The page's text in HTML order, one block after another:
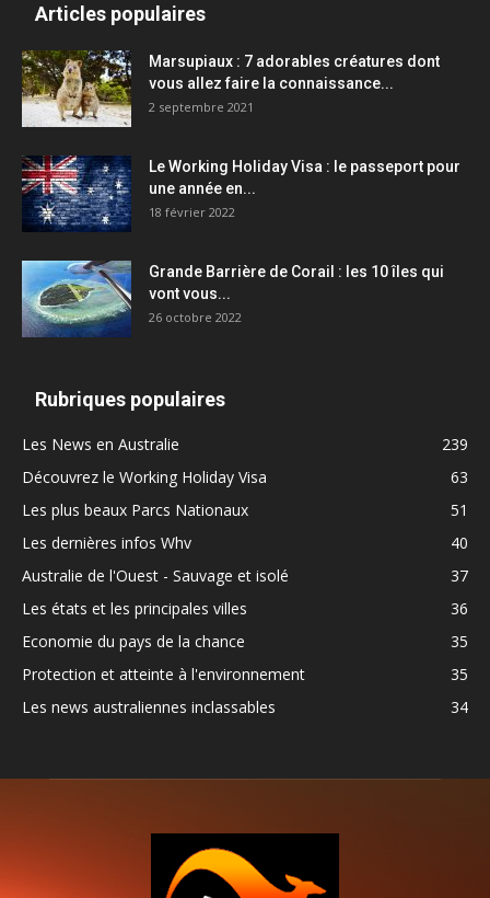
Articles populaires
Marsupiaux : 7 adorables créatures dont
vous allez faire la connaissance...
2 septembre 2021
Le Working Holiday Visa : le passeport pour
une année en...
18 février 2022
Grande Barrière de Corail : les 10 îles qui
vont vous...
26 octobre 2022
Rubriques populaires
Les News en Australie
239
Découvrez le Working Holiday Visa
63
Les plus beaux Parcs Nationaux
51
Les dernières infos Whv
40
Australie de l'Ouest - Sauvage et isolé
37
Les états et les principales villes
36
Economie du pays de la chance
35
Protection et atteinte à l'environnement
35
Les news australiennes inclassables
34